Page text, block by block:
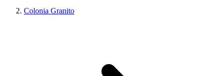
Colonia Granito